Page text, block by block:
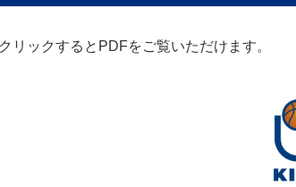
リックするとPDFをご覧いただけます。